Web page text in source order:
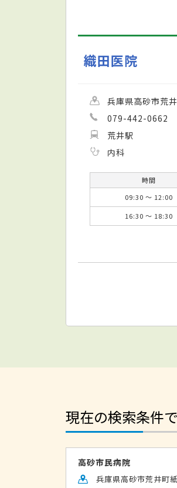
織田医院
兵庫県高砂市荒
079-442-0662
荒井駅
内科
時間
09:30 ～ 12:00
16:30 ～ 18:30
現在の検索条件
高砂市民病院
兵庫県高砂市荒井町